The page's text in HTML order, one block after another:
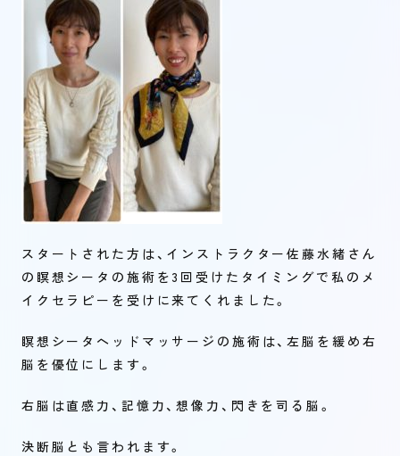
スタートされた方は、インストラクター佐藤水緒さん
の瞑想シータの施術を3回受けたタイミングで私のメ
イクセラピーを受けに来てくれました。
瞑想シータヘッドマッサージの施術は、左脳を緩め右
脳を優位にします。
右脳は直感力、記憶力、想像力、閃きを司る脳。
決断脳とも言われます。